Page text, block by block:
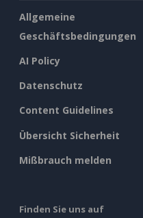
Allgemeine
Geschäftsbedingungen
AI Policy
Datenschutz
Content Guidelines
Übersicht Sicherheit
Mißbrauch melden
Finden Sie uns auf